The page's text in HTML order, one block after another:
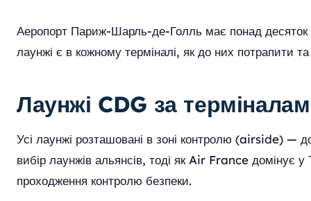
Аеропорт Париж-Шарль-де-Голль має понад десяток
лаунжі є в кожному терміналі, як до них потрапити
Лаунжі CDG за
Усі лаунжі розташовані в зоні контролю (airside) —
вибір лаунжів альянсів, тоді як Air France домінує у
проходження контролю безпеки.